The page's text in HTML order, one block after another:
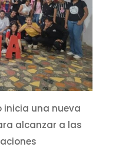
inicia una nueva
alcanzar a las